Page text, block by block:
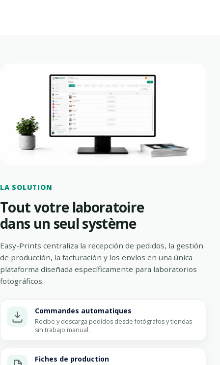
LA SOLUTION
Tout votre laboratoire
dans un seul système
Easy-Prints centraliza la recepción de pedidos, la gestión
de producción, la facturación y los envíos en una única
plataforma diseñada específicamente para laboratorios
fotográficos.
Commandes automatiques
Recibe y descarga pedidos desde fotógrafos y tiendas
sin trabajo manual.
Fiches de production